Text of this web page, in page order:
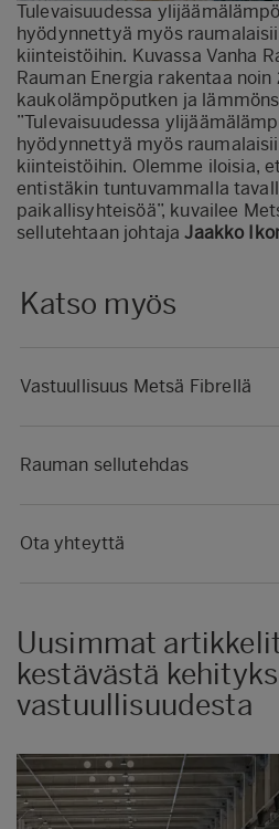
Tulevaisuudessa
hyödynnettyä myös
kiinteistöihin. Kuvassa Vanha
Rauman Energia rakentaa
kaukolämpöputken ja
”Tulevaisuudessa
hyödynnettyä myös
kiinteistöihin. Olemme iloisia,
entistäkin tuntuvammalla
paikallisyhteisöä”, kuvailee
sellutehtaan johtajaJaakko
Katso myös
Vastuullisuus Metsä Fibrellä
Rauman sellutehdas
Ota yhteyttä
Uusimmat
kestävästä
vastuullisuudesta